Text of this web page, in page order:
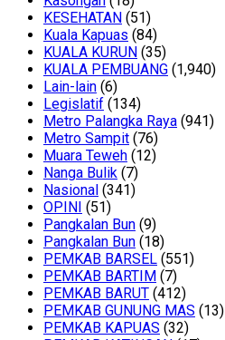
KESEHATAN (51)
Kuala Kapuas (84)
KUALA KURUN (35)
KUALA PEMBUANG (1,940)
Lain-lain (6)
Legislatif (134)
Metro Palangka Raya (941)
Metro Sampit (76)
Muara Teweh (12)
Nanga Bulik (7)
Nasional (341)
OPINI (51)
Pangkalan Bun (9)
Pangkalan Bun (18)
PEMKAB BARSEL (551)
PEMKAB BARTIM (7)
PEMKAB BARUT (412)
PEMKAB GUNUNG MAS (13)
PEMKAB KAPUAS (32)